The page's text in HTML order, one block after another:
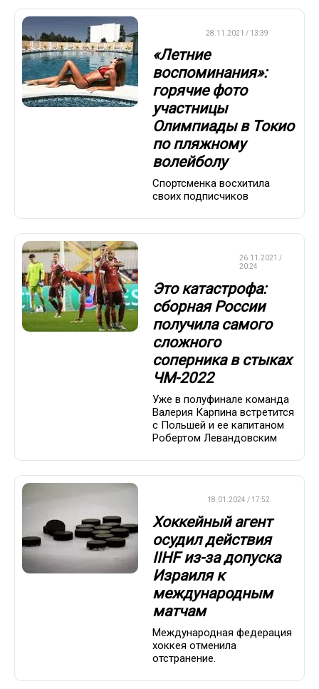
28.11.2021 / 13:39
«Летние
воспоминания»:
горячие фото
участницы
Олимпиады в Токио
по пляжному
волейболу
Спортсменка восхитила
своих подписчиков
26.11.2021 /
20:24
Это катастрофа:
сборная России
получила самого
сложного
соперника в стыках
ЧМ-2022
Уже в полуфинале команда
Валерия Карпина встретится
с Польшей и ее капитаном
Робертом Левандовским
18.01.2024 / 17:52
Хоккейный агент
осудил действия
IIHF из-за допуска
Израиля к
международным
матчам
Международная федерация
хоккея отменила
отстранение.